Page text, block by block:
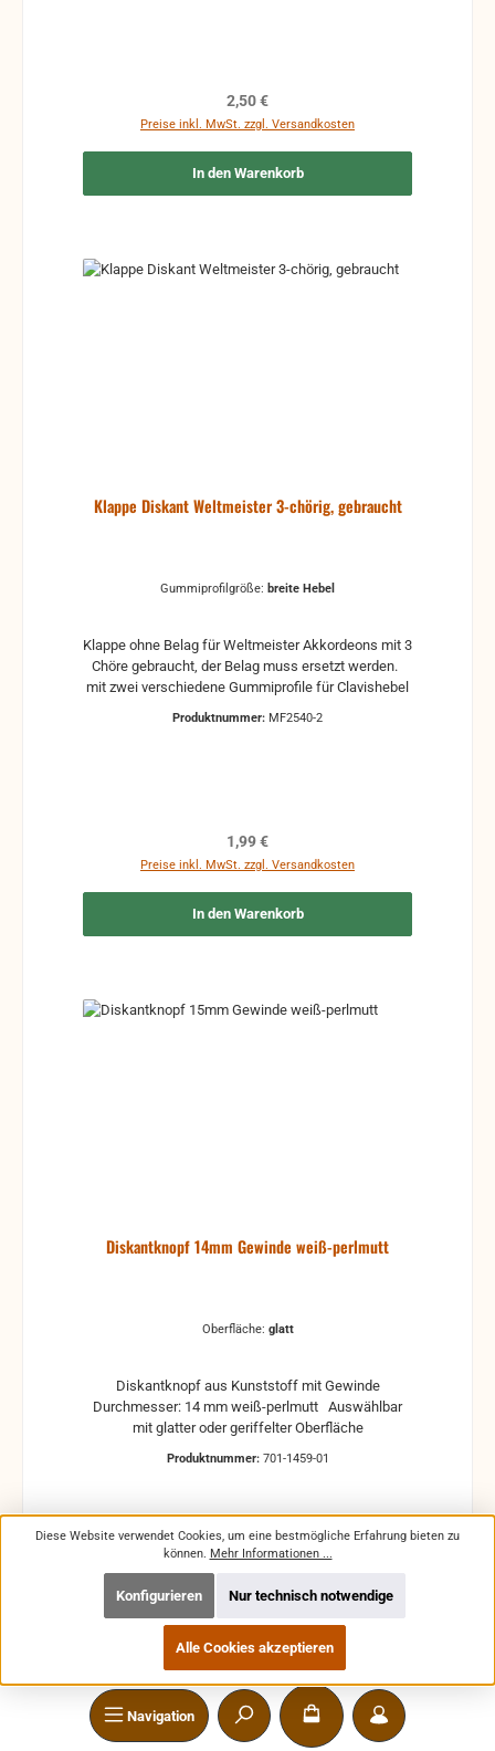
Navigation
Regulärer Preis:
2,50 €
Preise inkl. MwSt. zzgl. Versandkosten
In den Warenkorb
Klappe Diskant Weltmeister 3-chörig, gebraucht
Gummiprofilgröße: breite Hebel
Klappe ohne Belag für Weltmeister Akkordeons mit 3
Chöre gebraucht, der Belag muss ersetzt werden.
mit zwei verschiedene Gummiprofile für Clavishebel
Produktnummer: MF2540-2
Regulärer Preis:
1,99 €
Preise inkl. MwSt. zzgl. Versandkosten
In den Warenkorb
Diskantknopf 14mm Gewinde weiß-perlmutt
Oberfläche: glatt
Diskantknopf aus Kunststoff mit Gewinde
Durchmesser: 14 mm weiß-perlmutt Auswählbar
mit glatter oder geriffelter Oberfläche
Produktnummer: 701-1459-01
Preise inkl. MwSt. zzgl. Versandkosten
In den Warenkorb
Diese Website verwendet Cookies, um eine bestmögliche Erfahrung bieten zu
können. Mehr Informationen ...
Nur technisch notwendige
Konfigurieren
Alle Cookies akzeptieren